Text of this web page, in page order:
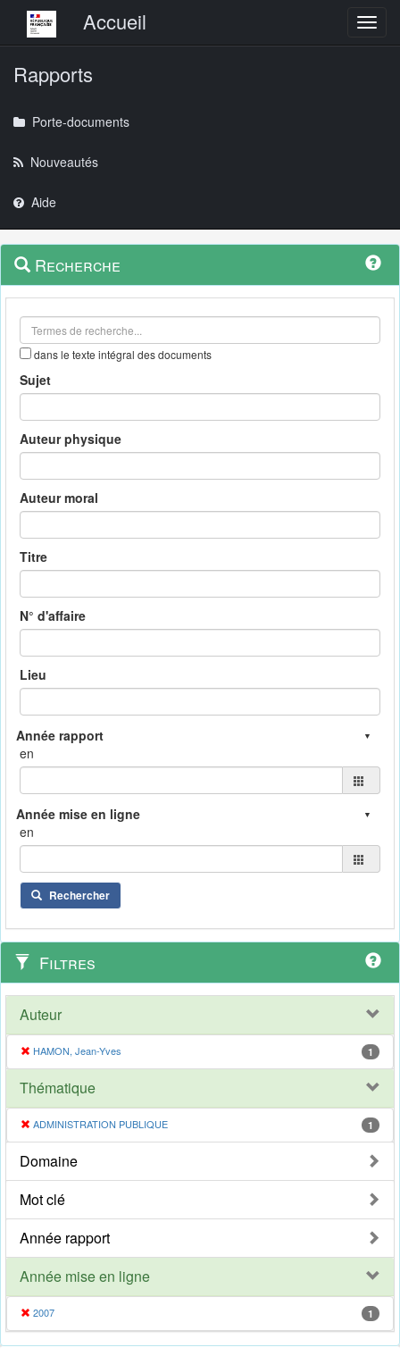
Menu principalAccueil
Rapports
Porte-documents
Nouveautés
Aide
Navigation
outils
Menu
contextuel
Recherche
dans le texte intégral des documents
Sujet
Auteur physique
Auteur moral
Titre
N° d'affaire
Lieu
en
en
Rechercher
Filtres
Auteur
HAMON, Jean-Yves 1
Thématique
ADMINISTRATION PUBLIQUE 1
Domaine
Mot clé
Année rapport
Année mise en ligne
2007 1